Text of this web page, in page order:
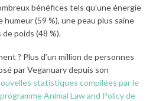
bénéfices tels qu’une énergie
humeur (59 %), une peau plus saine
poids (48 %).
? Plus d’un million de personnes
par Veganuary depuis son
statistiques compilées par le
Animal Law and Policy de